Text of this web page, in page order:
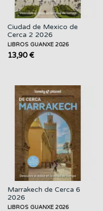
Ciudad de Mexico de
Cerca 2 2026
LIBROS GUANXE 2026
13,90 €
Marrakech de Cerca 6
2026
LIBROS GUANXE 2026